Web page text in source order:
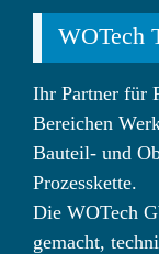
WOTech
Ihr Partner für
Bereichen
Bauteil- und
Prozesskette.
Die WOTech
gemacht,